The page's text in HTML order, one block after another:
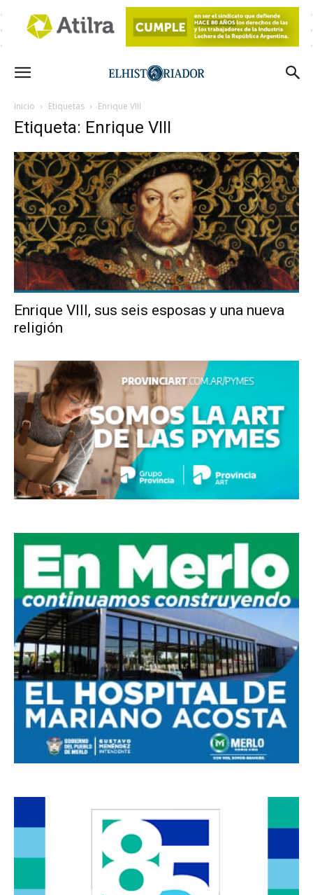
Inicio Etiquetas Enrique VIII
Etiqueta: Enrique VIII
Enrique VIII, sus seis esposas y una nueva
religión